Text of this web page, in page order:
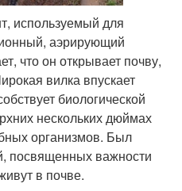
используемый для
аэрирующий
что он открывает почву,
вилка впускает
биологической
нескольких дюймах
организмов. Был
посвященных важности
в почве.